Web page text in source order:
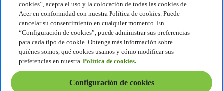
Responsabilidad social corporativa
Huella de carbono del producto
Proyecto Humanity
Earthion
Política de privacidad
Política de cookies
Aviso legal
Información legal adicional
Política de accesibilidad
cookies”, acepta el uso y la colocación de todas las cookies de
Acer en conformidad con nuestra Política de cookies. Puede
cancelar su consentimiento en cualquier momento. En
“Configuración de cookies”, puede administrar sus preferencias
para cada tipo de cookie. Obtenga más información sobre
quiénes somos, qué cookies usamos y cómo modificar sus
preferencias en nuestra Política de cookies.
Configuración de cookies